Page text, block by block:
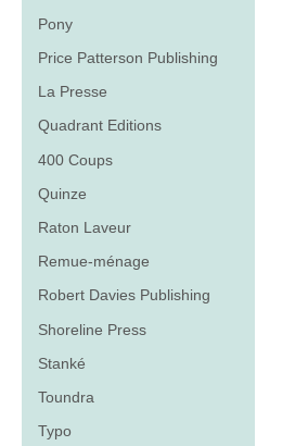
Pony
Price Patterson Publishing
La Presse
Quadrant Editions
400 Coups
Quinze
Raton Laveur
Remue-ménage
Robert Davies Publishing
Shoreline Press
Stanké
Toundra
Typo